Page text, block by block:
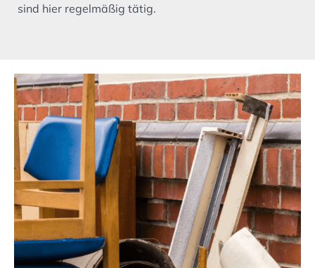
sind hier regelmäßig tätig.